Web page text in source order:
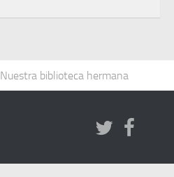
Nuestra biblioteca hermana